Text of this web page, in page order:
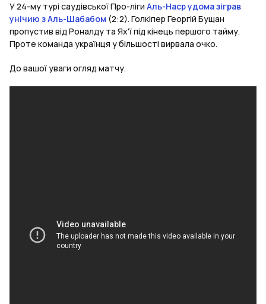
У 24-му турі саудівської Про-ліги Аль-Наср удома зіграв
унічию з Аль-Шабабом (2:2). Голкіпер Георгій Бущан
пропустив від Роналду та Ях'ї під кінець першого тайму.
Проте команда українця у більшості вирвала очко.
До вашої уваги огляд матчу.